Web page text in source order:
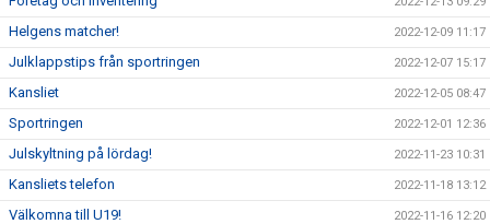
Helgens matcher! 2022-12-09 11:17
Julklappstips från sportringen 2022-12-07 15:17
Kansliet 2022-12-05 08:47
Sportringen 2022-12-01 12:36
Julskyltning på lördag! 2022-11-23 10:31
Kansliets telefon 2022-11-18 13:12
Välkomna till U19! 2022-11-16 12:20